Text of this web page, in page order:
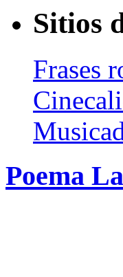
Sitios
Frases
Poema